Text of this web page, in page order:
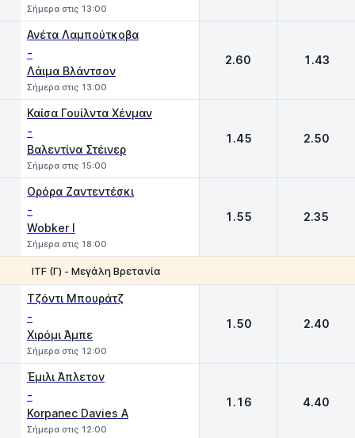
Σήμερα στις 13:00
Ανέτα Λαμπούτκοβα
-
Λάιμα Βλάντσον
Σήμερα στις 13:00
2.60 1.43
Καίσα Γουίλντα Χένμαν
-
Βαλεντίνα Στέινερ
Σήμερα στις 15:00
1.45 2.50
Ορόρα Ζαντεντέσκι
-
Wobker I
Σήμερα στις 18:00
1.55 2.35
ITF (Γ) - Μεγάλη Βρετανία
Τζόντι Μπουράτζ
-
Χιρόμι Άμπε
Σήμερα στις 12:00
1.50 2.40
Έμιλι Άπλετον
-
Korpanec Davies A
Σήμερα στις 12:00
1.16 4.40